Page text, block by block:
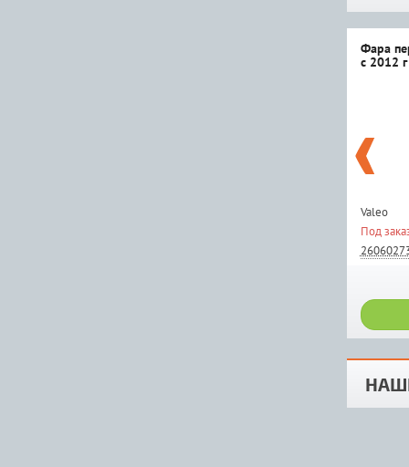
Фара
с 2012 г
Valeo
Под